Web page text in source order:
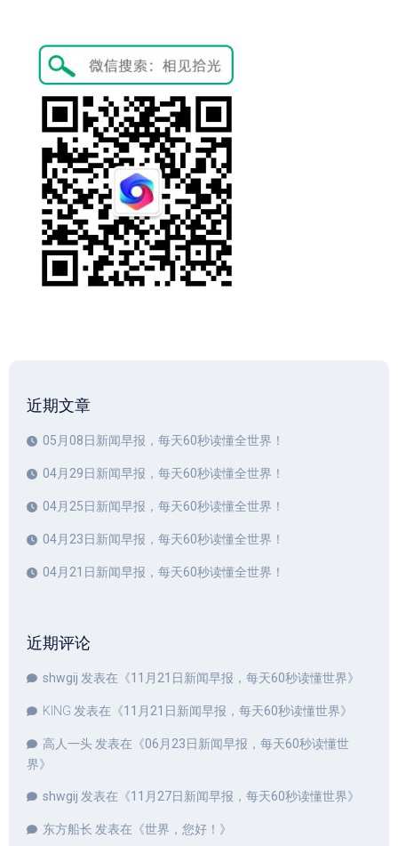
近期文章
05月08日新闻早报，每天60秒读懂全世界！
04月29日新闻早报，每天60秒读懂全世界！
04月25日新闻早报，每天60秒读懂全世界！
04月23日新闻早报，每天60秒读懂全世界！
04月21日新闻早报，每天60秒读懂全世界！
近期评论
shwgij 发表在《11月21日新闻早报，每天60秒读懂世界》
KING 发表在《11月21日新闻早报，每天60秒读懂世界》
高人一头发表在《06月23日新闻早报，每天60秒读懂世
界》
shwgij 发表在《11月27日新闻早报，每天60秒读懂世界》
东方船长 发表在《世界，您好！ 》